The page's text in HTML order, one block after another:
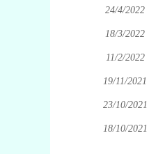
24/4/2022
18/3/2022
11/2/2022
19/11/2021
23/10/2021
18/10/2021